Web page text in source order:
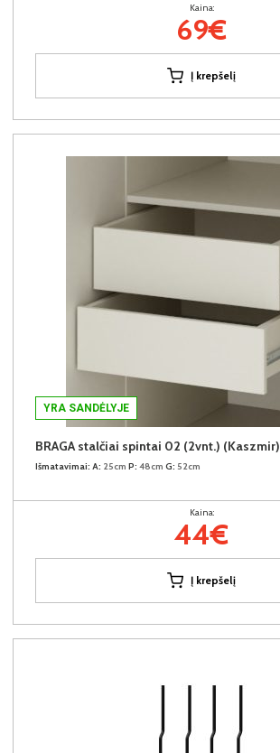
Kaina:
69€
Į krepšelį
YRA SANDĖLYJE
BRAGA stalčiai spintai 02 (2vnt.) (Kaszmir)
Išmatavimai: A: 25cm P: 48cm G: 52cm
Kaina:
44€
Į krepšelį